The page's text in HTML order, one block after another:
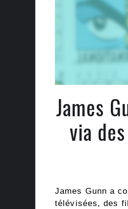
James
via
James Gunn a
télévisées, des